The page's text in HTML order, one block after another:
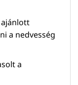
ajánlott
a nedvesség
a